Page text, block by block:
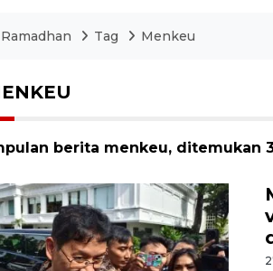
Ramadhan Tag Menkeu
berita menkeu, ditemukan